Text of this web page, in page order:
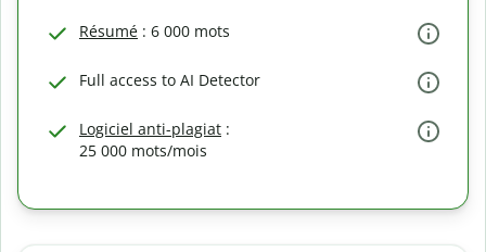
Résumé : 6 000 mots
Full access to AI Detector
Logiciel anti-plagiat :
25 000 mots/mois